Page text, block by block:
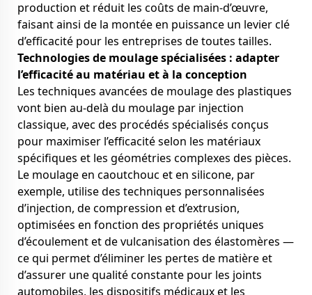
production et réduit les coûts de main-d’œuvre,
faisant ainsi de la montée en puissance un levier clé
d’efficacité pour les entreprises de toutes tailles.
Technologies de moulage spécialisées : adapter
l’efficacité au matériau et à la conception
Les techniques avancées de moulage des plastiques
vont bien au-delà du moulage par injection
classique, avec des procédés spécialisés conçus
pour maximiser l’efficacité selon les matériaux
spécifiques et les géométries complexes des pièces.
Le moulage en caoutchouc et en silicone, par
exemple, utilise des techniques personnalisées
d’injection, de compression et d’extrusion,
optimisées en fonction des propriétés uniques
d’écoulement et de vulcanisation des élastomères —
ce qui permet d’éliminer les pertes de matière et
d’assurer une qualité constante pour les joints
automobiles, les dispositifs médicaux et les